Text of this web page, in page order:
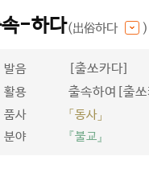
-하다(出俗하다 )
발음 [출쏘카다]
활용 출속하여[출
품사
「동사」
분야
『불교』